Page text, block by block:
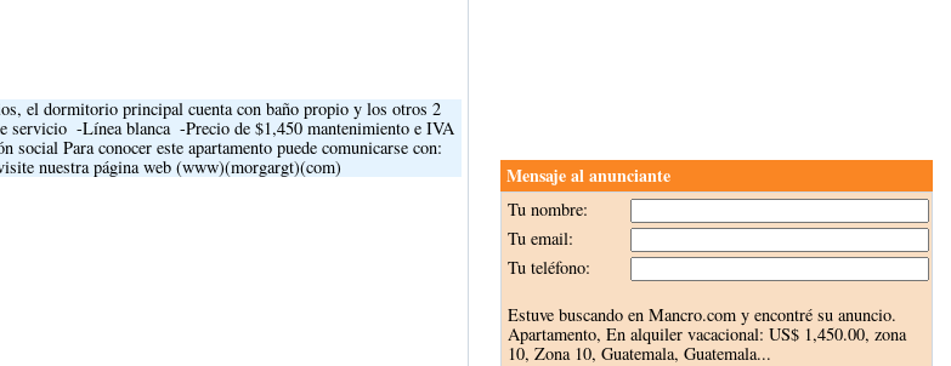
el dormitorio principal cuenta con baño propio y los otros 2
-Línea blanca ­ -Precio de $1,450 mantenimiento e IVA
Para conocer este apartamento puede comunicarse con:
nuestra página web (www)(morgargt)(com)
Mensaje al anunciante
Tu nombre:
Tu email:
Tu teléfono:
Estuve buscando en Mancro.com y encontré su anuncio.
Apartamento, En alquiler vacacional: US$ 1,450.00, zona
10, Zona 10, Guatemala, Guatemala...